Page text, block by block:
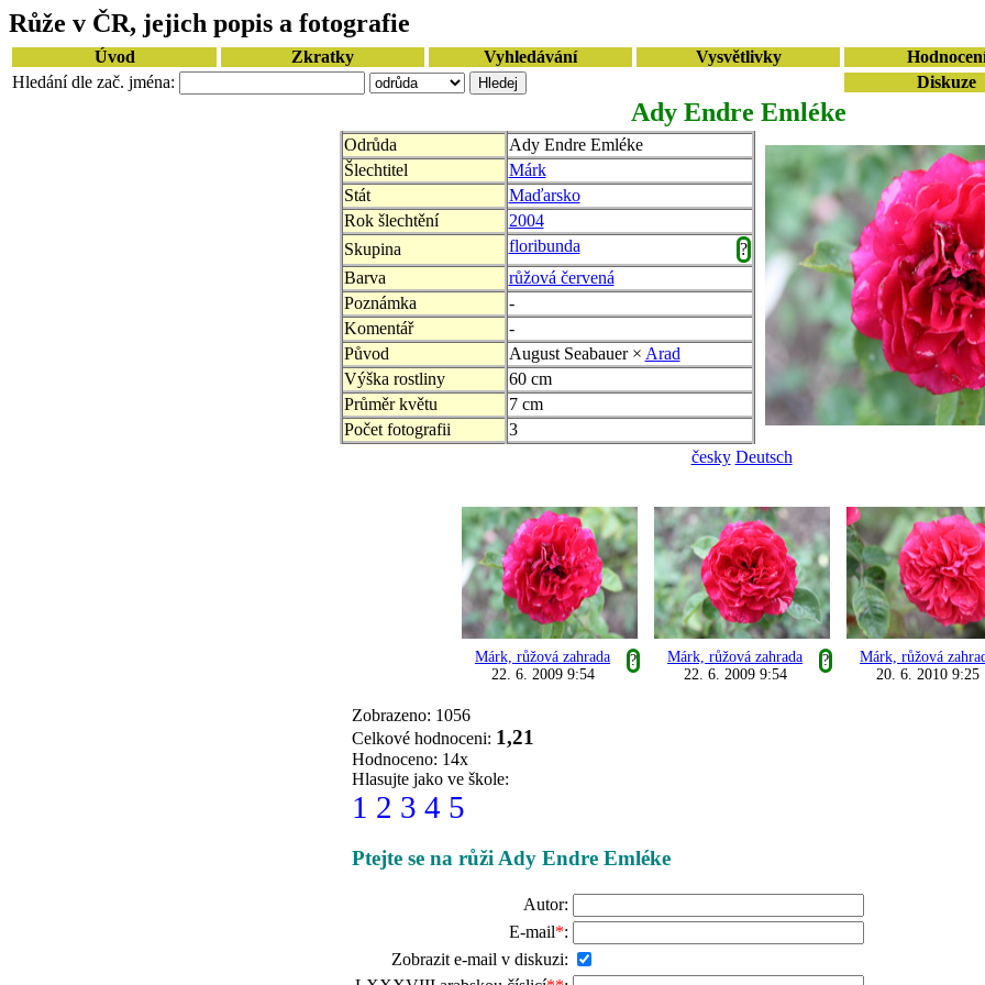
Růže v ČR, jejich popis a fotografie
Úvod Zkratky Vyhledávání Vysvětlivky
Hledání dle zač. jména:
Diskuze
Ady Endre Emléke
Odrůda
Ady Endre Emléke
Šlechtitel
Márk
Stát
Maďarsko
Rok šlechtění
2004
Skupina
floribunda
?
Barva
růžová červená
Poznámka
-
Komentář
-
Původ
August Seabauer × Arad
Výška rostliny
60 cm
Průměr květu
7 cm
Počet fotografii
3
česky Deutsch
Márk, růžová zahrada
?
22. 6. 2009 9:54
Márk, růžová zahrada
?
22. 6. 2009 9:54
Márk, růžová
20. 6. 2010 9:25
Zobrazeno: 1056
Celkové hodnoceni: 1,21
Hodnoceno: 14x
Hlasujte jako ve škole:
1 2 3 4 5
Ptejte se na růži Ady Endre Emléke
Autor:
E-mail*:
Zobrazit e-mail v diskuzi: